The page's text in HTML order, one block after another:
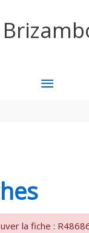
MENU
la fiche :